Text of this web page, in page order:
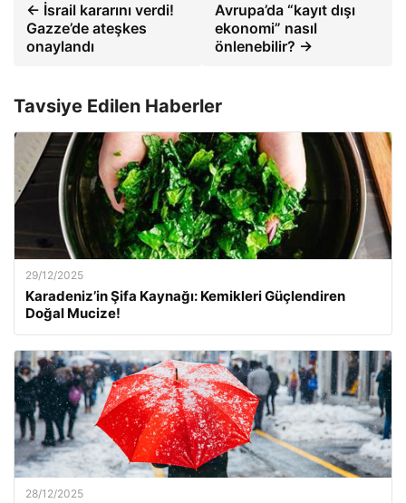
← İsrail kararını verdi!
Gazze’de ateşkes
onaylandı
Avrupa’da “kayıt dışı
ekonomi” nasıl
önlenebilir? →
Tavsiye Edilen Haberler
29/12/2025
Karadeniz’in Şifa Kaynağı: Kemikleri Güçlendiren
Doğal Mucize!
28/12/2025